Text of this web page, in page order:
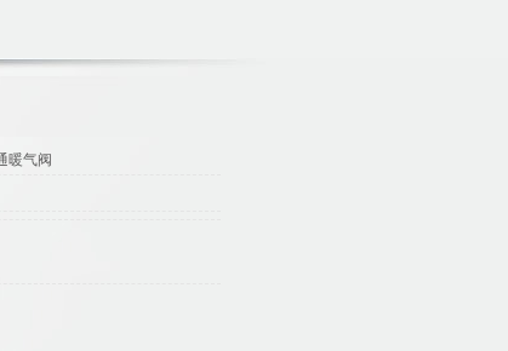
暖气阀